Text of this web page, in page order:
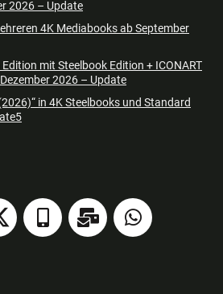
2026 – Update
4K Mediabooks ab September
Edition mit Steelbook Edition + ICONART
2026 – Update
in 4K Steelbooks und Standard